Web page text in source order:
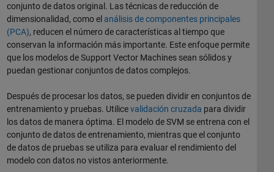
conjunto de datos original. Las técnicas de reducción de
dimensionalidad, como el análisis de componentes principales
(PCA), reducen el número de características al tiempo que
conservan la información más importante. Este enfoque permite
que los modelos de Support Vector Machines sean sólidos y
puedan gestionar conjuntos de datos complejos.
Después de procesar los datos, se pueden dividir en conjuntos de
entrenamiento y pruebas. Utilicevalidación cruzada para dividir
los datos de manera óptima. El modelo de SVM se entrena con el
conjunto de datos de entrenamiento, mientras que el conjunto
de datos de pruebas se utiliza para evaluar el rendimiento del
modelo con datos no vistos anteriormente.